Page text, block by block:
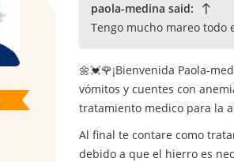
paola-medina said:
Tengo mucho mareo todo
🌼💓🌹¡Bienvenida Paola-
vómitos y cuentes con
tratamiento medico para la
Al final te contare como
debido a que el hierro es